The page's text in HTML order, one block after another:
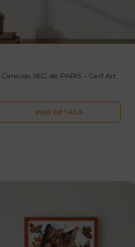
Canevas SEG de PARIS – Cerf Art
VOIR DÉTAILS